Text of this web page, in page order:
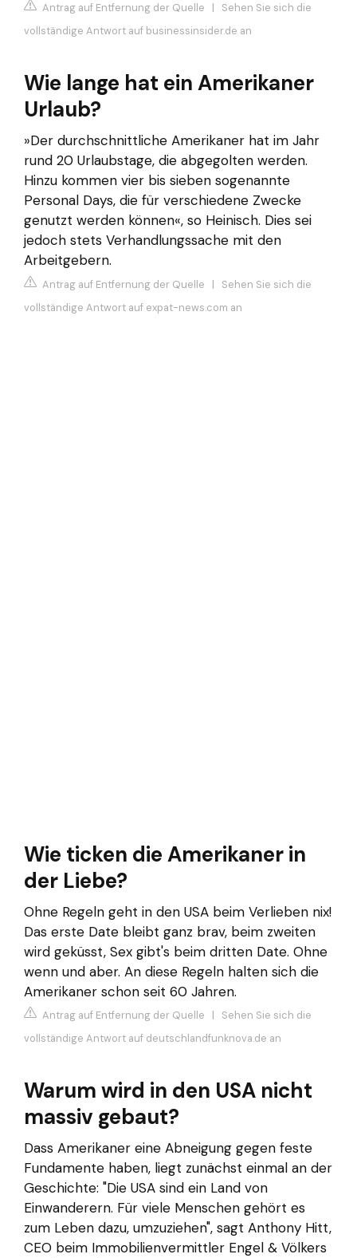
Antrag auf Entfernung der Quelle | Sehen Sie sich die
vollständige Antwort auf businessinsider.de an
Wie lange hat ein Amerikaner
Urlaub?
»Der durchschnittliche Amerikaner hat im Jahr
rund 20 Urlaubstage, die abgegolten werden.
Hinzu kommen vier bis sieben sogenannte
Personal Days, die für verschiedene Zwecke
genutzt werden können«, so Heinisch. Dies sei
jedoch stets Verhandlungssache mit den
Arbeitgebern.
Antrag auf Entfernung der Quelle | Sehen Sie sich die
vollständige Antwort auf expat-news.com an
Wie ticken die Amerikaner in
der Liebe?
Ohne Regeln geht in den USA beim Verlieben nix!
Das erste Date bleibt ganz brav, beim zweiten
wird geküsst, Sex gibt's beim dritten Date. Ohne
wenn und aber. An diese Regeln halten sich die
Amerikaner schon seit 60 Jahren.
Antrag auf Entfernung der Quelle | Sehen Sie sich die
vollständige Antwort auf deutschlandfunknova.de an
Warum wird in den USA nicht
massiv gebaut?
Dass Amerikaner eine Abneigung gegen feste
Fundamente haben, liegt zunächst einmal an der
Geschichte: "Die USA sind ein Land von
Einwanderern. Für viele Menschen gehört es
zum Leben dazu, umzuziehen", sagt Anthony Hitt,
CEO beim Immobilienvermittler Engel & Völkers